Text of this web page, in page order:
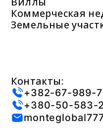
Коммерческая
Земельные
Контакты:
+382-67-989-
+380-50-583-